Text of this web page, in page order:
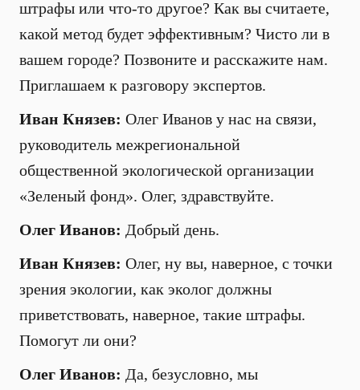
штрафы или что-то другое? Как вы считаете,
какой метод будет эффективным? Чисто ли в
вашем городе? Позвоните и расскажите нам.
Приглашаем к разговору экспертов.
Иван Князев: Олег Иванов у нас на связи,
руководитель межрегиональной
общественной экологической организации
«Зеленый фонд». Олег, здравствуйте.
Олег Иванов: Добрый день.
Иван Князев: Олег, ну вы, наверное, с точки
зрения экологии, как эколог должны
приветствовать, наверное, такие штрафы.
Помогут ли они?
Олег Иванов: Да, безусловно, мы